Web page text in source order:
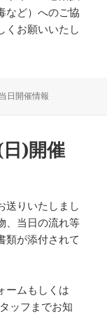
など）へのご協
くお願いいたし
当日開催情報
日)開催
送りいたしまし
、当日の流れ等
類が添付されて
ームもしくは
ッフまでお知